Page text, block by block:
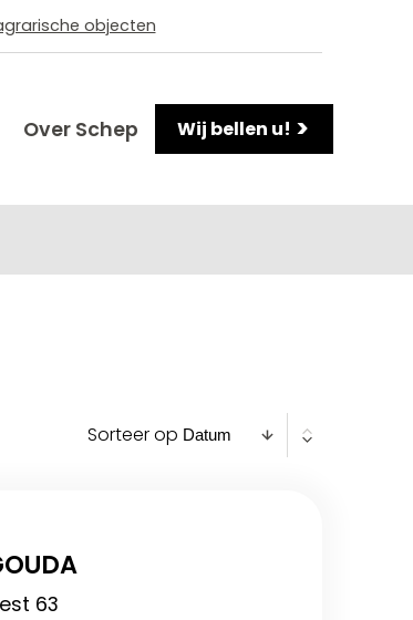
objecten
Over Schep Wij bellen u! >
Sorteer op
63